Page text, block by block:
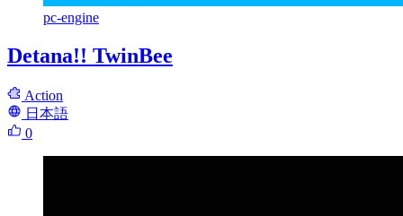
pc-engine
Detana!! TwinBee
Action
日本語
0